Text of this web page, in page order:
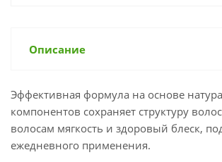
Описание
Эффективная формула на основе
компонентов сохраняет структуру
волосам мягкость и здоровый блеск,
ежедневного применения.